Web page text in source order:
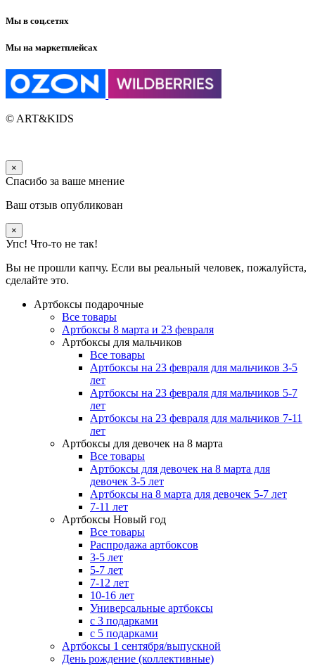
Мы в соц.сетях
Мы на маркетплейсах
© ART&KIDS
×
Спасибо за ваше мнение
Ваш отзыв опубликован
×
Упс! Что-то не так!
Вы не прошли капчу. Если вы реальный человек, пожалуйста,
сделайте это.
Артбоксы подарочные
Все товары
Артбоксы 8 марта и 23 февраля
Артбоксы для мальчиков
Все товары
Артбоксы на 23 февраля для мальчиков 3-5
лет
Артбоксы на 23 февраля для мальчиков 5-7
лет
Артбоксы на 23 февраля для мальчиков 7-11
лет
Артбоксы для девочек на 8 марта
Все товары
Артбоксы для девочек на 8 марта для
девочек 3-5 лет
Артбоксы на 8 марта для девочек 5-7 лет
7-11 лет
Артбоксы Новый год
Все товары
Распродажа артбоксов
3-5 лет
5-7 лет
7-12 лет
10-16 лет
Универсальные артбоксы
с 3 подарками
с 5 подарками
Артбоксы 1 сентября/выпускной
День рождение (коллективные)